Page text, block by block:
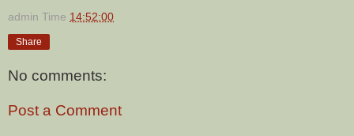
admin Time 14:52:00
Share
No comments:
Post a Comment